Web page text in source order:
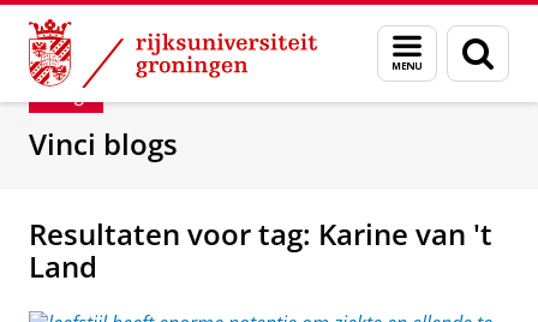
Skip
Content
Skip
Navigation
Menu
en
zoeken
Department of Innovation Management &
Blog
Vinci blogs
Resultaten voor tag: Karine van 't
Land